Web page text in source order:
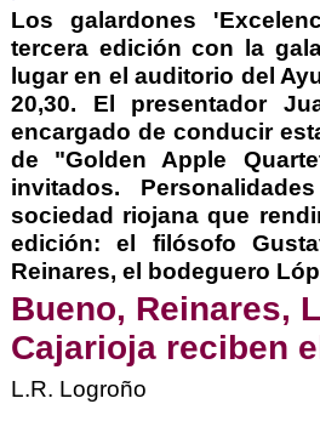
Los galardones
tercera edición con la
lugar en el auditorio del
20,30. El presentador
encargado de conducir
de "Golden Apple
invitados.
sociedad riojana que
edición: el filósofo
Reinares, el bodeguero
Bueno, Reinares,
Cajarioja reciben
L.R. Logroño